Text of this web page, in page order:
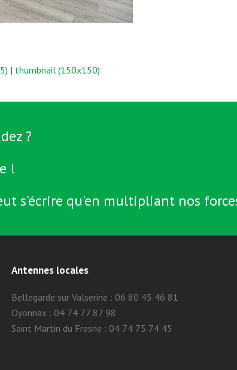
| thumbnail (150x150)
?
!
s'écrire qu'en multipliant nos
Antennes locales
Bellegarde sur Valserine : 06 80 45 46 81
Oyonnax : 04 74 77 87 98
Saint Martin du Fresne : 04 74 75 74 45